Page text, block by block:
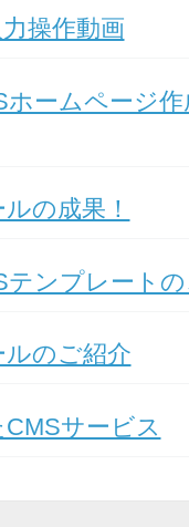
操作動画
ホームページ
の成果！
テンプレート
のご紹介
サービス